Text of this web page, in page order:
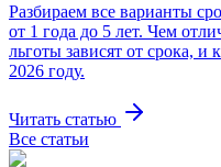
Разбираем все варианты
от 1 года до 5 лет. Чем
льготы зависят от срока, и
2026 году.
Читать статью
Все статьи